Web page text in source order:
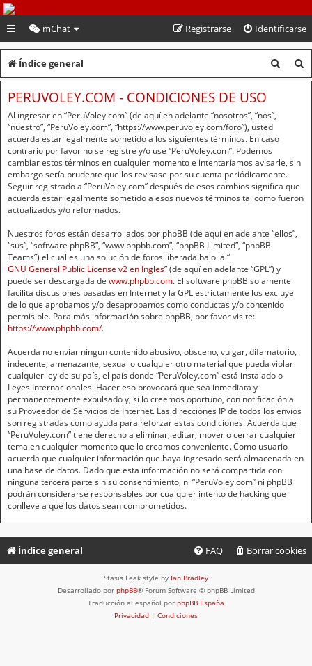
PeruVoley.com
mChat Identificarse
Registrarse
Índice general
u
u
r
PERUVOLEY.COM - CONDICIONES DE USO
Al ingresar en “PeruVoley.com” (de aquí en adelante “nosotros”, “nos”,
“nuestro”, “PeruVoley.com”, “https://www.peruvoley.com/foro”), usted
acuerda estar legalmente sometido a los siguientes términos. En caso
contrario por favor no se registre y/o use “PeruVoley.com”. Podemos
cambiar estos términos en cualquier momento e intentaríamos avisarle, sin
embargo sería prudente que los revisase por su cuenta periódicamente.
Seguir registrado a “PeruVoley.com” después de esos cambios significa que
acuerda estar legalmente sometido a esos nuevos términos tal como fueron
actualizados y/o reformados.
Nuestros foros están desarrollados por phpBB (de aquí en adelante “ellos”,
“sus”, “software phpBB”, “www.phpbb.com”, “phpBB Limited”, “phpBB
Teams”) el cual es una solución de foros liberada bajo la “
GNU General Public License v2 en Ingles” (de aquí en adelante “GPL”) y
puede ser descargada de www.phpbb.com. El software phpBB solamente
facilita discusiones basadas en Internet y la GPL estrictamente los excluye
de lo que aprobamos y/o desaprobamos como conductas y/o contenido
permisible. Para más información sobre phpBB, por favor visite:
https://www.phpbb.com/.
Acuerda no enviar ningun contenido abusivo, obsceno, vulgar, difamatorio,
indecente, amenazante, sexual o cualquier otro material que pueda violar
cualquier ley de su país, el país donde “PeruVoley.com” está instalado o
Leyes Internacionales. Hacer eso provocará que sea inmediata y
permanentemente expulsado y, si lo creemos oportuno, con notificación a
su Proveedor de Servicios de Internet. Las direcciones IP de todos los envíos
son registradas como ayuda para reforzar estas condiciones. Acuerda que
“PeruVoley.com” tiene derecho a eliminar, editar, mover o cerrar cualquier
tema en cualquier momento que lo creamos conveniente. Como usuario
acuerda que cualquier información que haya ingresado será almacenada en
una base de datos. Dado que esta información no será compartida con
ninguna tercera parte sin su consentimiento, ni “PeruVoley.com” ni phpBB
podrán considerarse responsables por cualquier intento de hacking que
conlleve a que los datos sean comprometidos.
Índice general Borrar cookies
FAQ
Stasis Leak style by Ian Bradley
Desarrollado por phpBB® Forum Software © phpBB Limited
Traducción al español por phpBB España
Privacidad | Condiciones